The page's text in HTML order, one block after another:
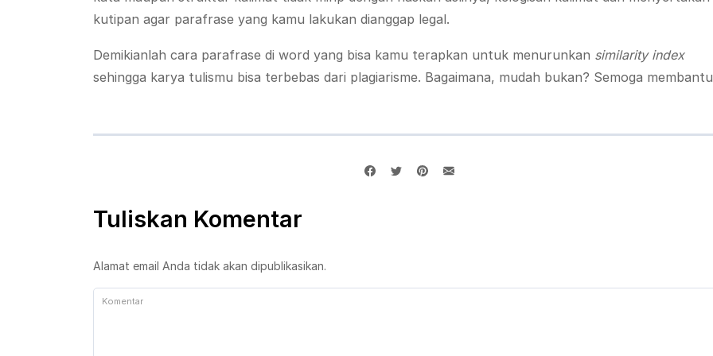
kutipan agar parafrase yang kamu lakukan dianggap legal.
Demikianlah cara parafrase di word yang bisa kamu terapkan untuk menurunkan similarity index
sehingga karya tulismu bisa terbebas dari plagiarisme. Bagaimana, mudah bukan? Semoga
Tuliskan Komentar
Alamat email Anda tidak akan dipublikasikan.
Komentar